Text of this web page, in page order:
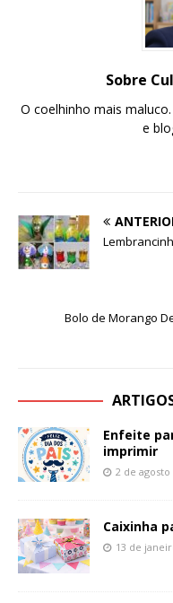
Sobre
O coelhinho mais
e
Bolo de Morango
Enfeite
imprimir
2 de agosto
Caixinha
13 de